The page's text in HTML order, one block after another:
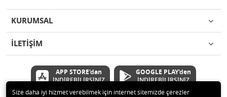
KURUMSAL
İLETİŞİM
APP STORE'dan
İNDİREBİLİRSİNİZ
GOOGLE PLAY'den
İNDİREBİLİRSİNİZ
Size daha iyi hizmet verebilmek için internet sitemizde çerezler